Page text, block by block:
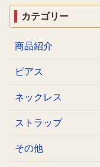
カテゴリー
商品紹介
ピアス
ネックレス
ストラップ
その他